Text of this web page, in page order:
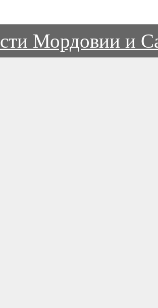
Мордовии и